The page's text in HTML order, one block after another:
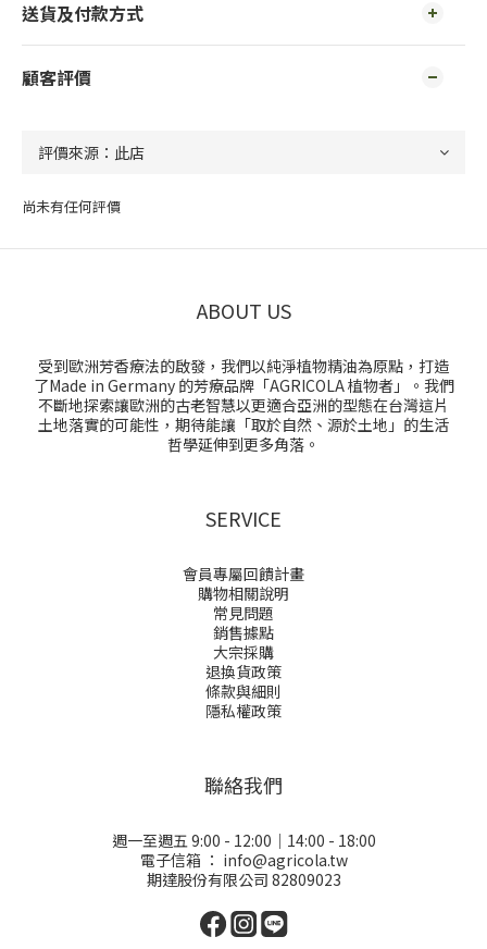
送貨及付款方式
顧客評價
尚未有任何評價
ABOUT US
受到歐洲芳香療法的啟發，我們以純淨植物精油為原點，打造
了Made in Germany 的芳療品牌「AGRICOLA 植物者」。我們
不斷地探索讓歐洲的古老智慧以更適合亞洲的型態在台灣這片
土地落實的可能性，期待能讓「取於自然、源於土地」的生活
哲學延伸到更多角落。
SERVICE
會員專屬回饋計畫
購物相關說明
常見問題
銷售據點
大宗採購
退換貨政策
條款與細則
隱私權政策
聯絡我們
週一至週五 9:00 - 12:00｜14:00 - 18:00
電子信箱 ： info@agricola.tw
期達股份有限公司 82809023